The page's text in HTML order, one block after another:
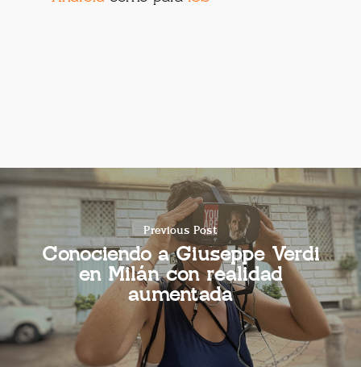
Previous Post
Conociendo a Giuseppe Verdi
en Milán con realidad
aumentada